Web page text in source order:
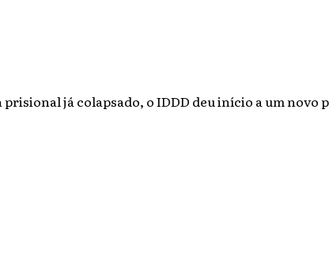
já colapsado, o IDDD deu início a um novo